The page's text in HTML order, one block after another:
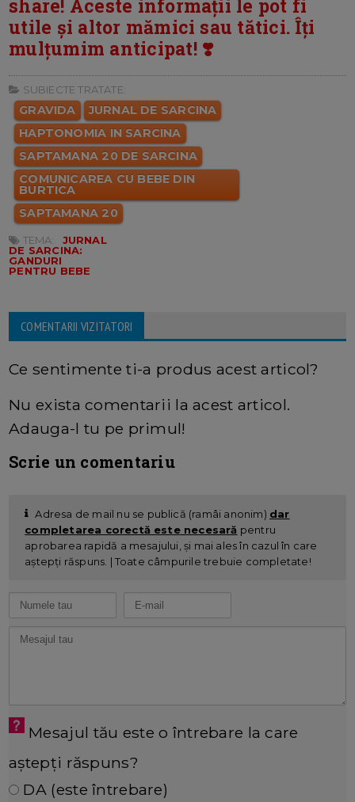
share! Aceste informații le pot fi
utile și altor mămici sau tătici. Îți
mulțumim anticipat! ❣️
SUBIECTE TRATATE:
GRAVIDA
JURNAL DE SARCINA
HAPTONOMIA IN SARCINA
SAPTAMANA 20 DE SARCINA
COMUNICAREA CU BEBE DIN
BURTICA
SAPTAMANA 20
TEMA:
JURNAL
DE SARCINA:
GANDURI
PENTRU BEBE
COMENTARII VIZITATORI
Ce sentimente ti-a produs acest articol?
Nu exista comentarii la acest articol.
Adauga-l tu pe primul!
Scrie un comentariu
Adresa de mail nu se publică (ramâi anonim) dar
completarea corectă este necesară pentru
aprobarea rapidă a mesajului, și mai ales în cazul în care
aștepți răspuns. | Toate câmpurile trebuie completate!
Mesajul tău este o întrebare la care
aștepți răspuns?
DA (este întrebare)